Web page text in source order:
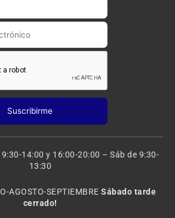
a
14:00 y 16:00-20:00 – Sáb de 9:30-
13:30
AGOSTO-SEPTIEMBRESábado tarde
cerrado!